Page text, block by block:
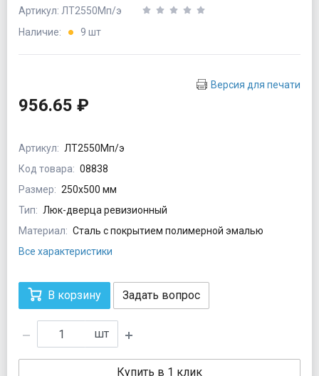
Артикул: ЛТ2550Мп/э
Наличие:
9 шт
Версия для печати
956.65 ₽
Артикул: ЛТ2550Мп/э
Код товара: 08838
Размер: 250х500 мм
Тип: Люк-дверца ревизионный
Материал: Сталь с покрытием полимерной эмалью
Все характеристики
В корзину Задать вопрос
шт
Купить в 1 клик